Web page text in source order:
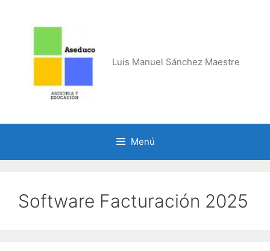
Luis Manuel Sánchez Maestre
Menú
Software Facturación 2025